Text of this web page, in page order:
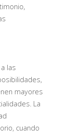
las
mayores
La
cuando